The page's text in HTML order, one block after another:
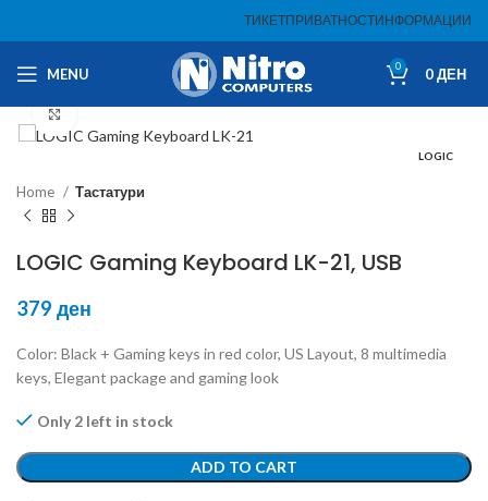
ТИКЕТПРИВАТНОСТИНФОРМАЦИИ
MENU 0 0ДЕН
LOGIC
Home Тастатури
LOGIC Gaming Keyboard LK-21, USB
379 ден
Color: Black + Gaming keys in red color, US Layout, 8 multimedia
keys, Elegant package and gaming look
Only 2 left in stock
ADD TO CART